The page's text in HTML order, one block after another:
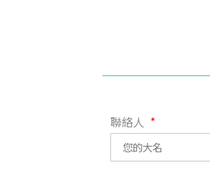
聯絡人